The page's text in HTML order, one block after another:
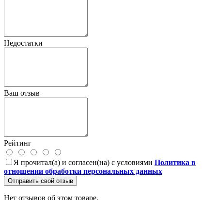
Недостатки
Ваш отзыв
Рейтинг
Я прочитал(а) и согласен(на) с условиями Политика в
отношении обработки персональных данных
Отправить свой отзыв
Нет отзывов об этом товаре.